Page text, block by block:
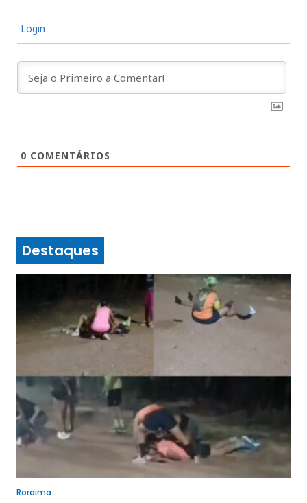
Login
0 COMENTÁRIOS
Destaques
Roraima